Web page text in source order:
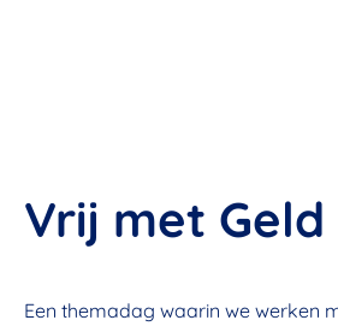
Vrij met Geld
Een themadag waarin we werken